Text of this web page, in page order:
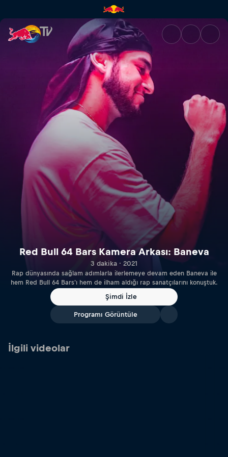
Red Bull 64 Bars Kamera
Red Bull 64 Bars Kamera Arkası: Baneva
3 dakika · 2021
Rap dünyasında sağlam adımlarla ilerlemeye devam eden Baneva ile
hem Red Bull 64 Bars'ı hem de ilham aldığı rap sanatçılarını konuştuk.
Şimdi İzle
Programı Görüntüle
İlgili videolar